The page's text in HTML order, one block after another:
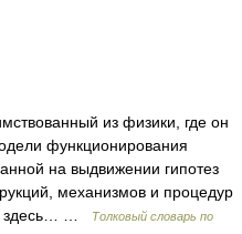
из физики, где он
функционирования
на выдвижении гипотез
механизмов и процедур
здесь… …
Толковый словарь по